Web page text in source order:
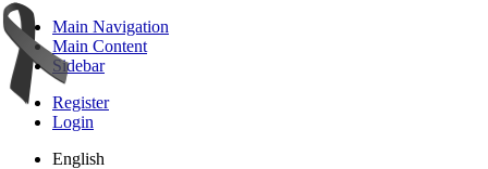
Main Navigation
Main Content
Sidebar
Register
Login
English